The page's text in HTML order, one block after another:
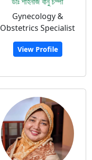
Gynecology &
Obstetrics Specialist
View Profile